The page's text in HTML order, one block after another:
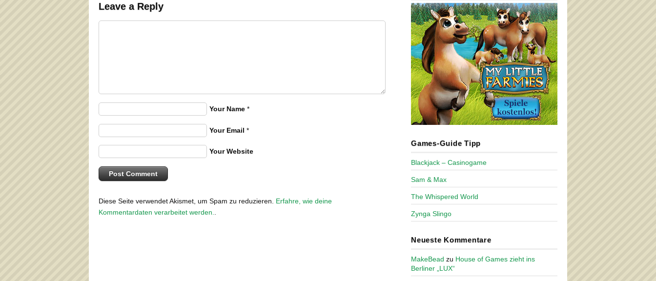
Leave a Reply
Your Name *
Your Email *
Your Website
Diese Seite verwendet Akismet, um Spam zu reduzieren. Erfahre, wie deine
Kommentardaten verarbeitet werden.
Games-Guide Tipp
Blackjack – Casinogame
Sam & Max
The Whispered World
Zynga Slingo
Neueste Kommentare
MakeBead zu House of Games zieht ins
Berliner „LUX“